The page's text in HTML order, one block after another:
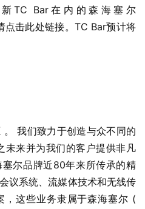
TC Bar在内的森海塞尔
击此处链接。TC Bar预计将
我们致力于创造与众不同的
未来并为我们的客户提供非凡
尔品牌近80年来所传承的精
议系统、流媒体技术和无线传
，这些业务隶属于森海塞尔 (